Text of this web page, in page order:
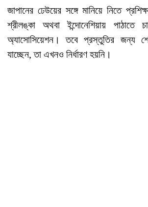
জাপানের ঢেউয়ের সঙ্গে মানিয়ে নিতে
শ্রীলঙ্কা অথবা ইন্দোনেশিয়ায় পাঠাতে
অ্যাসোসিয়েশন। তবে প্রস্তুতির জন্য
যাচ্ছেন, তা এখনও নির্ধারণ হয়নি।